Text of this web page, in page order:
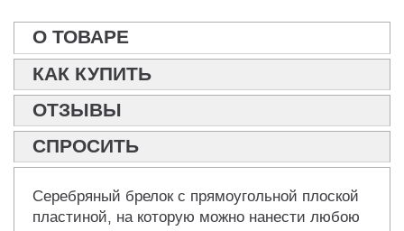
О ТОВАРЕ
КАК КУПИТЬ
ОТЗЫВЫ
СПРОСИТЬ
Серебряный брелок с прямоугольной плоской
пластиной, на которую можно нанести любою